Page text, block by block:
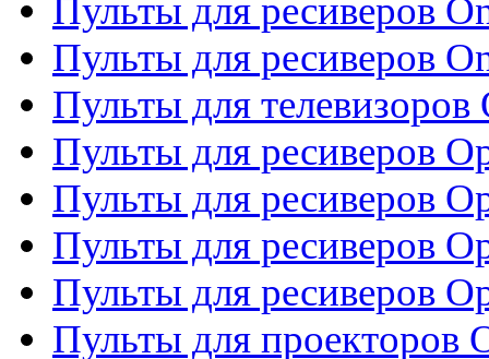
Пульты для ресиверов
Пульты для ресиверов
Пульты для телевизоров
Пульты для ресиверов
Пульты для ресиверов
Пульты для ресиверов
Пульты для ресиверов
Пульты для проекторов